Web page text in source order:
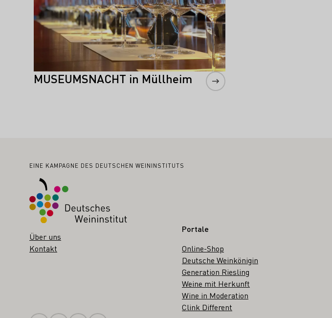
MUSEUMSNACHT in Müllheim
Fußbereich
EINE KAMPAGNE DES DEUTSCHEN WEININSTITUTS
Über uns
Kontakt
Portale
Online-Shop
Deutsche Weinkönigin
Generation Riesling
Weine mit Herkunft
Wine in Moderation
Clink Different